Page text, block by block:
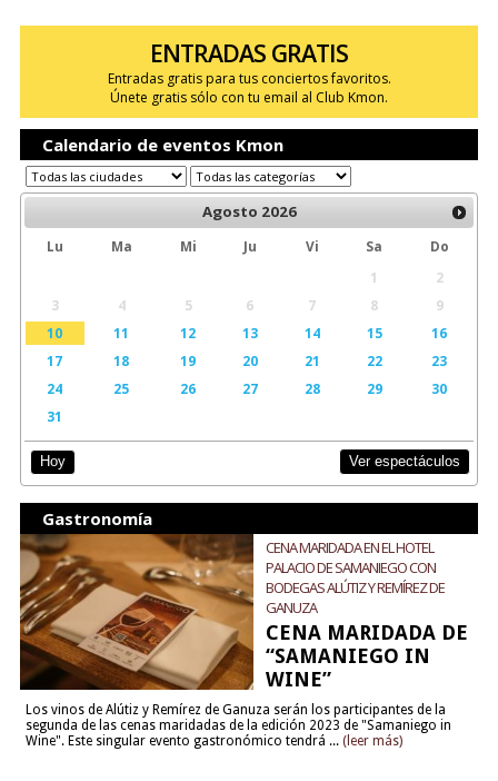
ENTRADAS GRATIS
Entradas gratis para tus conciertos favoritos.
Únete gratis sólo con tu email al Club Kmon.
Calendario de eventos Kmon
Agosto 2026
Lu Ma Mi Ju Vi Sa
Do
1
2
3
4 5 6 7 8
9
10
11 12 13 14 15
16
17
18 19 20 21 22
23
24
25 26 27 28 29
30
31
Hoy Ver espectáculos
Gastronomía
CENA MARIDADA EN EL HOTEL
PALACIO DE SAMANIEGO CON
BODEGAS ALÚTIZ Y REMÍREZ DE
GANUZA
CENA MARIDADA DE
“SAMANIEGO IN
WINE”
Los vinos de Alútiz y Remírez de Ganuza serán los participantes de la
segunda de las cenas maridadas de la edición 2023 de "Samaniego in
Wine". Este singular evento gastronómico tendrá ... (leer más)